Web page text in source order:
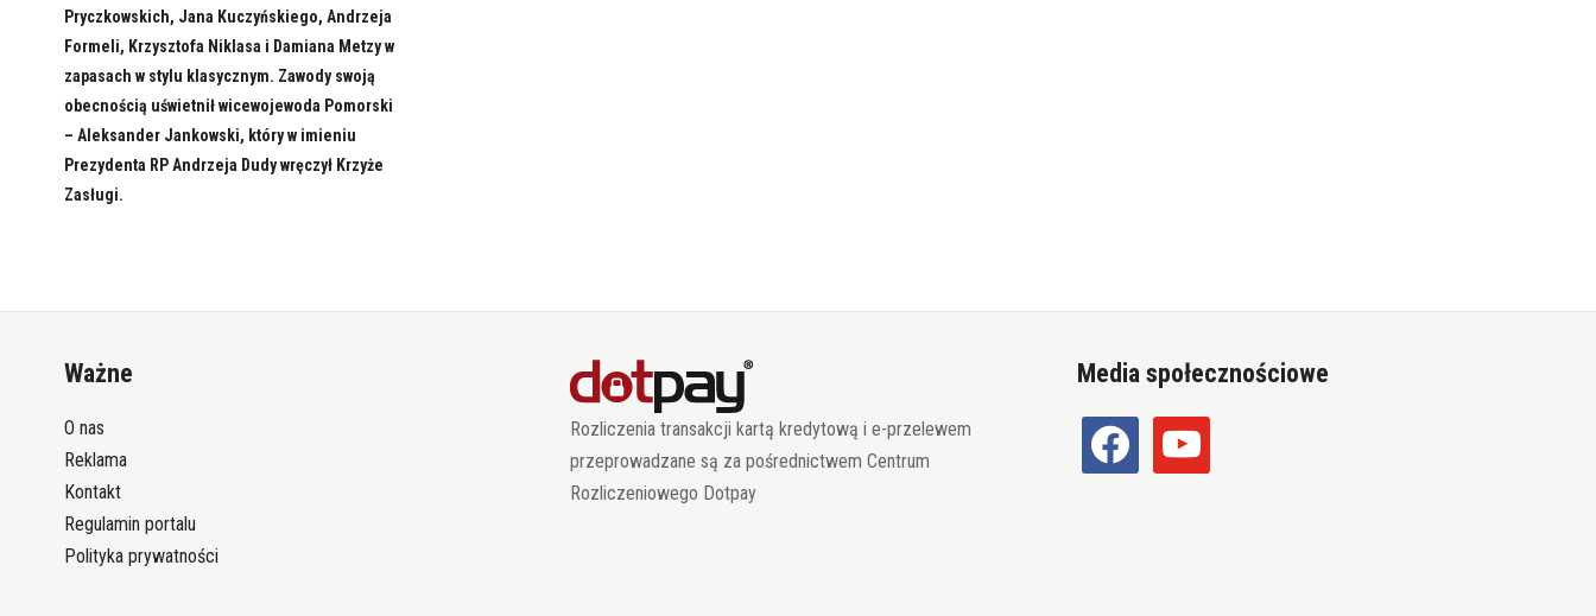
Pryczkowskich, Jana Kuczyńskiego, Andrzeja
Formeli, Krzysztofa Niklasa i Damiana Metzy w
zapasach w stylu klasycznym. Zawody swoją
obecnością uświetnił wicewojewoda Pomorski
– Aleksander Jankowski, który w imieniu
Prezydenta RP Andrzeja Dudy wręczył Krzyże
Zasługi.
Ważne
O nas
Reklama
Kontakt
Regulamin portalu
Polityka prywatności
Rozliczenia transakcji kartą kredytową i e-przelewem
przeprowadzane są za pośrednictwem Centrum
Rozliczeniowego Dotpay
Media społecznościowe
facebook youtube